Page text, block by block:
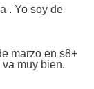
. Yo soy de
marzo en s8+
muy bien.